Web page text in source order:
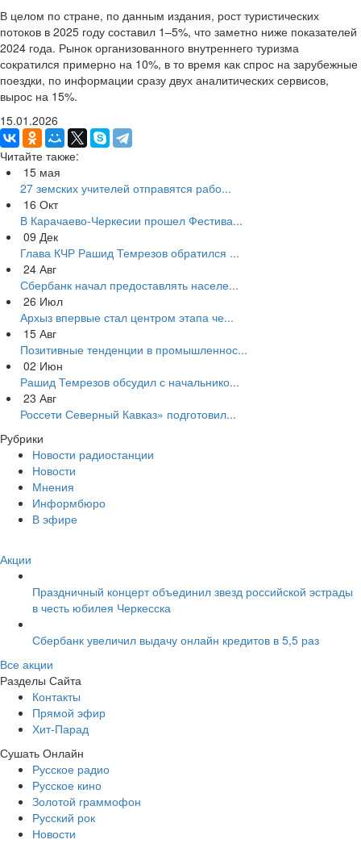
В целом по стране, по данным издания, рост туристических
потоков в 2025 году составил 1–5%, что заметно ниже показателей
2024 года. Рынок организованного внутреннего туризма
сократился примерно на 10%, в то время как спрос на зарубежные
поездки, по информации сразу двух аналитических сервисов,
вырос на 15%.
15.01.2026
Читайте также:
15 мая
27 земских учителей отправятся рабо...
16 Окт
В Карачаево-Черкесии прошел Фестива...
09 Дек
Глава КЧР Рашид Темрезов обратился ...
24 Авг
Сбербанк начал предоставлять населе...
26 Июл
Архыз впервые стал центром этапа че...
15 Авг
Позитивные тенденции в промышленнос...
02 Июн
Рашид Темрезов обсудил с начальнико...
23 Авг
Россети Северный Кавказ» подготовил...
Рубрики
Новости радиостанции
Новости
Мнения
Информбюро
В эфире
Акции
Праздничный концерт объединил звезд российской эстрады
в честь юбилея Черкесска
Сбербанк увеличил выдачу онлайн кредитов в 5,5 раз
Все акции
Разделы Сайта
Контакты
Прямой эфир
Хит-Парад
Сушать Онлайн
Русское радио
Русское кино
Золотой граммофон
Русский рок
Новости